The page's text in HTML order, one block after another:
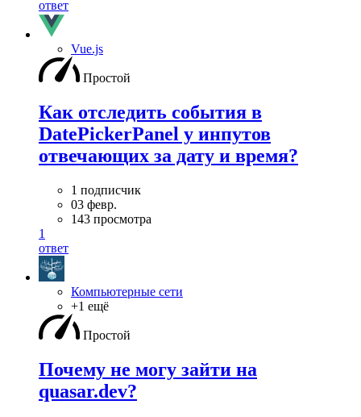
ответ
Vue.js
Простой
Как отследить события в
DatePickerPanel у инпутов
отвечающих за дату и время?
1 подписчик
03 февр.
143 просмотра
1
ответ
Компьютерные сети
+1 ещё
Простой
Почему не могу зайти на
quasar.dev?